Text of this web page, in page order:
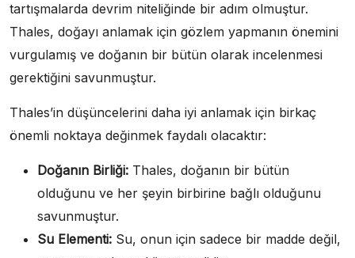
tartışmalarda devrim niteliğinde bir adım olmuştur.
Thales, doğayı anlamak için gözlem yapmanın önemini
vurgulamış ve doğanın bir bütün olarak incelenmesi
gerektiğini savunmuştur.
Thales’in düşüncelerini daha iyi anlamak için birkaç
önemli noktaya değinmek faydalı olacaktır:
Doğanın Birliği: Thales, doğanın bir bütün
olduğunu ve her şeyin birbirine bağlı olduğunu
savunmuştur.
Su Elementi: Su, onun için sadece bir madde değil,